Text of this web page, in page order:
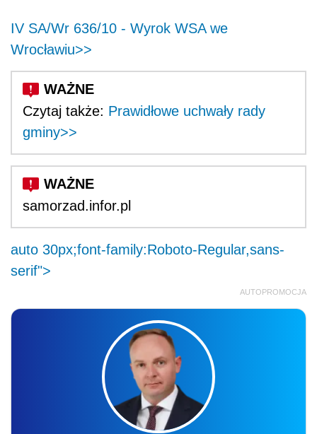
IV SA/Wr 636/10 - Wyrok WSA we
Wrocławiu>>
Czytaj także: Prawidłowe uchwały rady
gminy>>
samorzad.infor.pl
auto 30px;font-family:Roboto-Regular,sans-
serif">
AUTOPROMOCJA